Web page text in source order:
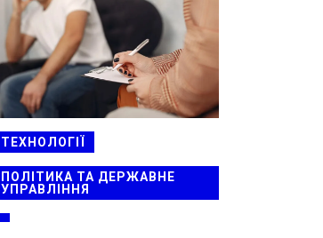
ТЕХНОЛОГІЇ
ПОЛІТИКА ТА ДЕРЖАВНЕ
УПРАВЛІННЯ